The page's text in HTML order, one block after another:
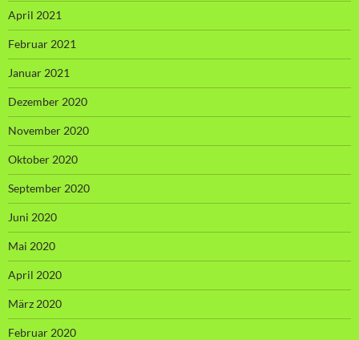
April 2021
Februar 2021
Januar 2021
Dezember 2020
November 2020
Oktober 2020
September 2020
Juni 2020
Mai 2020
April 2020
März 2020
Februar 2020